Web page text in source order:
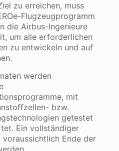
zu erreichen, muss
Flugzeugprogramm
die Airbus-Ingenieure
um alle erforderlichen
zu entwickeln und auf
werden
mit
bzw.
getestet
Ein vollständiger
Ende der